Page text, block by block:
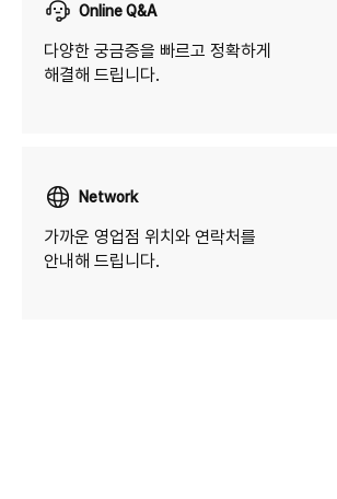
Online Q&A
다양한 궁금증을 빠르고 정확하게
해결해 드립니다.
Network
가까운 영업점 위치와 연락처를
안내해 드립니다.